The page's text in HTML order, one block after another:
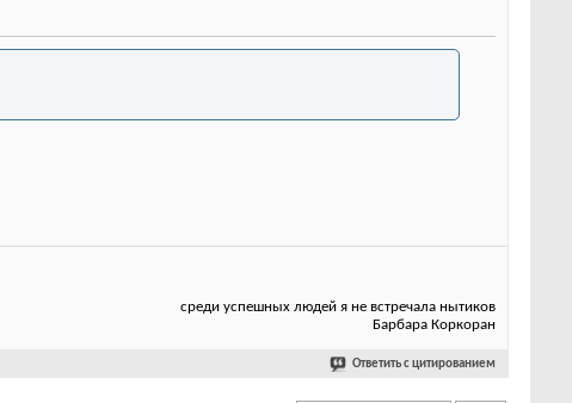
среди успешных людей я не встречала нытиков
Барбара Коркоран
Ответить с цитированием